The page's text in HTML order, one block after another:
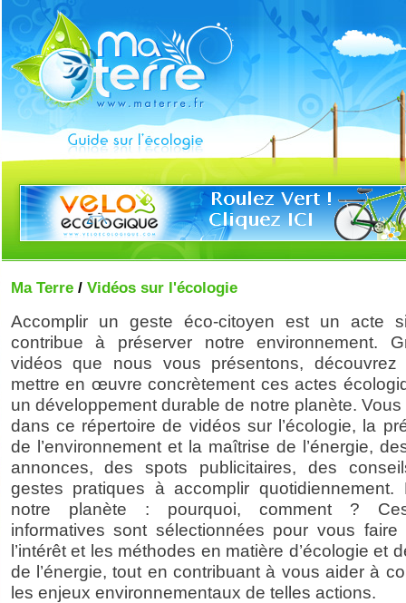
Ma Terre/ Vidéos sur l'écologie
Accomplir un geste éco-citoyen est un acte
contribue à préserver notre environnement.
vidéos que nous vous présentons, découvrez
mettre en œuvre concrètement ces actes
un développement durable de notre planète.
dans ce répertoire de vidéos sur l’écologie, la
de l’environnement et la maîtrise de l’énergie,
annonces, des spots publicitaires, des
gestes pratiques à accomplir quotidiennement.
notre planète : pourquoi, comment ?
informatives sont sélectionnées pour vous faire
l’intérêt et les méthodes en matière d’écologie et
de l’énergie, tout en contribuant à vous aider à
les enjeux environnementaux de telles actions.